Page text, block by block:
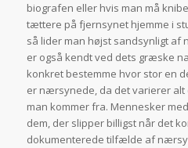
biografen eller hvis man må
tættere på fjernsynet hjemme i
så lider man højst sandsynligt
er også kendt ved dets græske
konkret bestemme hvor stor en
er nærsynede, da det varierer
man kommer fra. Mennesker
dem, der slipper billigst når det
dokumenterede tilfælde af